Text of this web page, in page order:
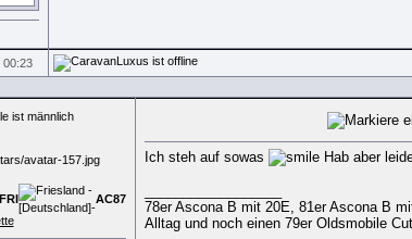
00:23
FRI AC87
Ich steh auf sowas Hab aber
78er Ascona B mit 20E, 81er Ascona B
Alltag und noch einen 79er Oldsmobile